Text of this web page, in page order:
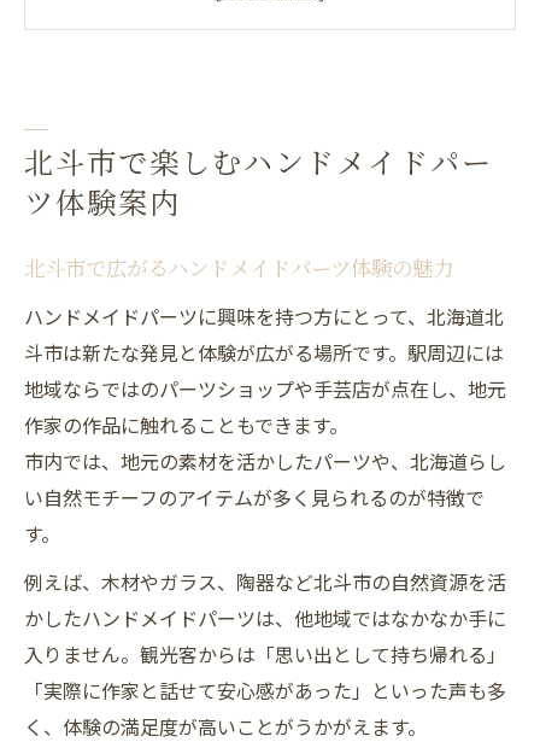
プ
旅の記憶に残るパーツ探しの魅力を発見
ハンドメイドパーツが旅の思い出に残る理
地域限定ハンドメイドパーツ探しで個性発
見
パーツ探しで北斗市の魅力を深く体感しよ
う
お土産選びに最適なハンドメイドパーツ特
駅周辺で個性が光るハンドメイドパーツ特集
駅近で出会えるハンドメイドパーツの魅力
個性派ハンドメイドパーツが揃う駅周辺情
報
北斗市で楽しむハンドメイドパー
ツ体験案内
北斗市で広がるハンドメイドパーツ体験の魅力
ハンドメイドパーツに興味を持つ方にとって、北海道北
斗市は新たな発見と体験が広がる場所です。駅周辺には
地域ならではのパーツショップや手芸店が点在し、地元
作家の作品に触れることもできます。
市内では、地元の素材を活かしたパーツや、北海道らし
い自然モチーフのアイテムが多く見られるのが特徴で
す。
例えば、木材やガラス、陶器など北斗市の自然資源を活
かしたハンドメイドパーツは、他地域ではなかなか手に
入りません。観光客からは「思い出として持ち帰れる」
「実際に作家と話せて安心感があった」といった声も多
く、体験の満足度が高いことがうかがえます。